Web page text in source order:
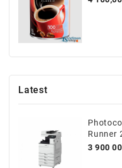
Latest
Runner
Prix
3 900